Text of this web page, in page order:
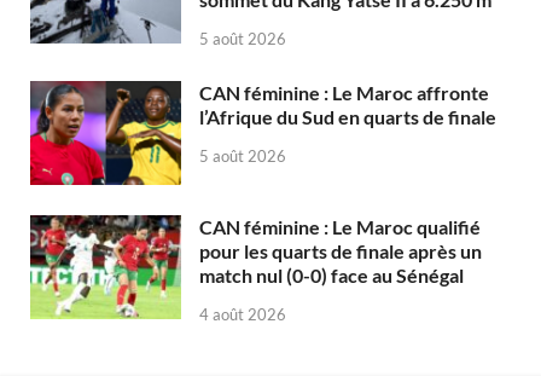
5 août 2026
CAN féminine : Le Maroc affronte
l’Afrique du Sud en quarts de finale
5 août 2026
CAN féminine : Le Maroc qualifié
pour les quarts de finale après un
match nul (0-0) face au Sénégal
4 août 2026